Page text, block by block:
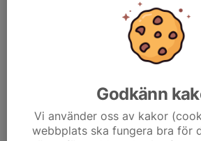
Godkänn
Vi använder oss av kakor
webbplats ska fungera bra för